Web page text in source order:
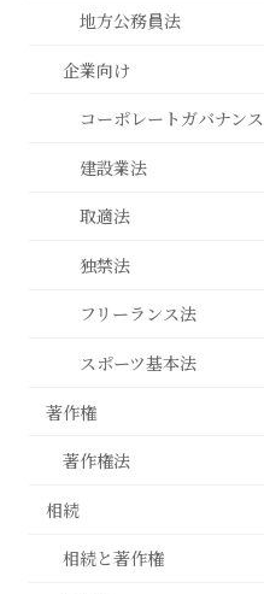
地方公務員法
企業向け
コーポレートガバナンス
建設業法
取適法
独禁法
フリーランス法
スポーツ基本法
著作権
著作権法
相続
相続と著作権